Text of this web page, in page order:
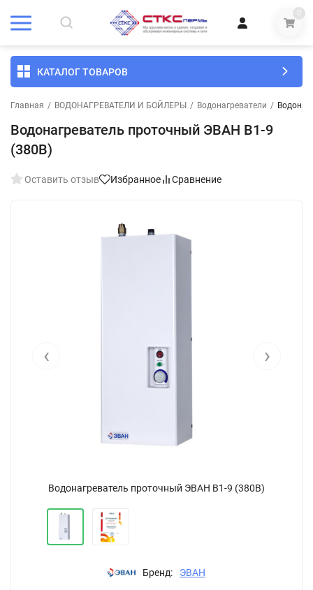
0
КАТАЛОГ ТОВАРОВ
Главная / ВОДОНАГРЕВАТЕЛИ И БОЙЛЕРЫ / Водонагреватели /
Водонагреватель проточный ЭВАН В1-9
(380В)
Оставить отзыв Избранное Сравнение
Водонагреватель проточный ЭВАН В1-9 (380В)
‹ ›
Бренд: ЭВАН